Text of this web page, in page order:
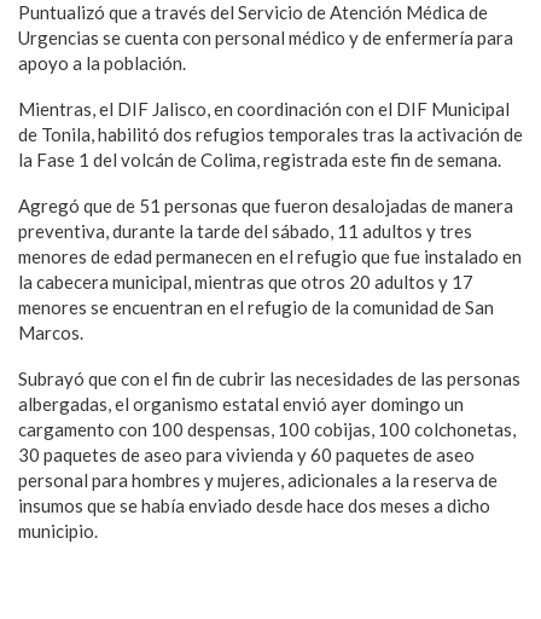
Puntualizó que a través del Servicio de Atención Médica de
Urgencias se cuenta con personal médico y de enfermería para
apoyo a la población.
Mientras, el DIF Jalisco, en coordinación con el DIF Municipal
de Tonila, habilitó dos refugios temporales tras la activación de
la Fase 1 del volcán de Colima, registrada este fin de semana.
Agregó que de 51 personas que fueron desalojadas de manera
preventiva, durante la tarde del sábado, 11 adultos y tres
menores de edad permanecen en el refugio que fue instalado en
la cabecera municipal, mientras que otros 20 adultos y 17
menores se encuentran en el refugio de la comunidad de San
Marcos.
Subrayó que con el fin de cubrir las necesidades de las personas
albergadas, el organismo estatal envió ayer domingo un
cargamento con 100 despensas, 100 cobijas, 100 colchonetas,
30 paquetes de aseo para vivienda y 60 paquetes de aseo
personal para hombres y mujeres, adicionales a la reserva de
insumos que se había enviado desde hace dos meses a dicho
municipio.